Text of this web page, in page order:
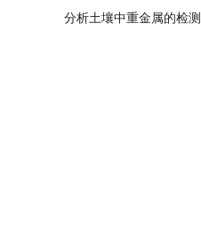
分析土壤中重金属的检